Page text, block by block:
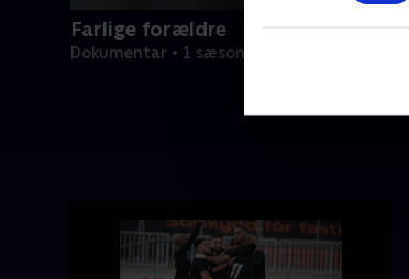
Farlige forældre
Dokumentar • 1 sæsoner